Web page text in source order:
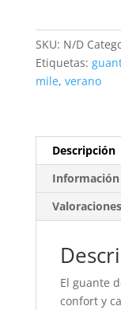
II
Negro
cantidad
SKU: N/D
Etiquetas:
mile, verano
Descripción
El guante
confort y